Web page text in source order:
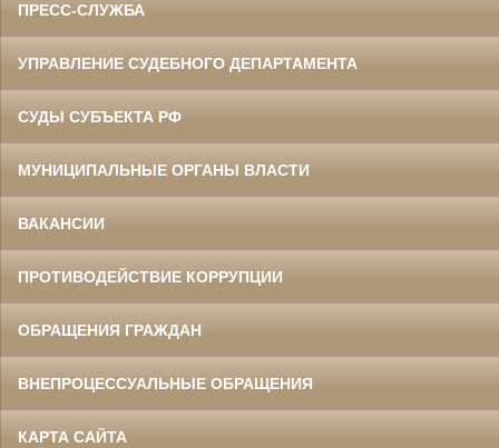
ПРЕСС-СЛУЖБА
УПРАВЛЕНИЕ СУДЕБНОГО ДЕПАРТАМЕНТА
СУДЫ СУБЪЕКТА РФ
МУНИЦИПАЛЬНЫЕ ОРГАНЫ ВЛАСТИ
ВАКАНСИИ
ПРОТИВОДЕЙСТВИЕ КОРРУПЦИИ
ОБРАЩЕНИЯ ГРАЖДАН
ВНЕПРОЦЕССУАЛЬНЫЕ ОБРАЩЕНИЯ
КАРТА САЙТА